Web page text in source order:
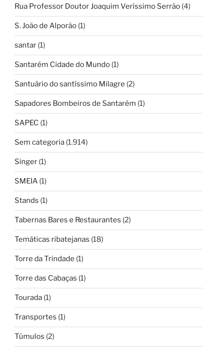
Rua Professor Doutor Joaquim Veríssimo Serrão (4)
S. João de Alporão (1)
santar (1)
Santarém Cidade do Mundo (1)
Santuário do santíssimo Milagre (2)
Sapadores Bombeiros de Santarém (1)
SAPEC (1)
Sem categoria (1.914)
Singer (1)
SMEIA (1)
Stands (1)
Tabernas Bares e Restaurantes (2)
Temáticas ribatejanas (18)
Torre da Trindade (1)
Torre das Cabaças (1)
Tourada (1)
Transportes (1)
Túmulos (2)